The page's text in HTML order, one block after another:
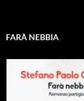
FARÀ NEBBIA